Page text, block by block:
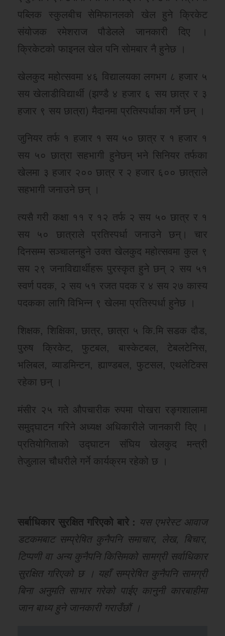
पब्लिक स्कुलबीच सेमिफानलको खेल हुने क्रिकेट
संयोजक रमेशराज पौडेलले जानकारी दिए ।
क्रिकेटको फाइनल खेल पनि सोमबार नै हुनेछ ।
खेलकुद महोत्सवमा ४६ विद्यालयका लगभग ८ हजार ५
सय खेलाडीविद्यार्थी (झण्डै ४ हजार ६ सय छात्र र ३
हजार ९ सय छात्रा) मैदानमा प्रतिस्पर्धाका गर्ने छन् ।
जुनियर तर्फ १ हजार १ सय ५० छात्र र १ हजार १
सय ५० छात्रा सहभागी हुनेछन् भने सिनियर तर्फका
खेलमा ३ हजार २०० छात्र र २ हजार ६०० छात्राले
सहभागी जनाउने छन् ।
त्यसै गरी कक्षा ११ र १२ तर्फ २ सय ५० छात्र र १
सय ५० छात्राले प्रतिस्पर्धा जनाउने छन्। चार
दिनसम्म सञ्चालनहुने उक्त खेलकुद महोत्सवमा कुल ९
सय २९ जनाविद्यार्थीहरू पुरस्कृत हुने छन् २ सय ५१
स्वर्ण पदक, २ सय ५१ रजत पदक र ४ सय २७ कास्य
पदकका लागि विभिन्न ९ खेलमा प्रतिस्पर्धा हुनेछ ।
शिक्षक, शिक्षिका, छात्र, छात्रा ५ कि.मि सडक दौड,
पुरुष क्रिकेट, फुटबल, बास्केटबल, टेबलटेनिस,
भलिबल, व्याडमिन्टन, ह्याण्डबल, फुटसल, एथलेटिक्स
रहेका छन् ।
मंसीर २५ गते औपचारीक रुपमा पोखरा रङ्गशालामा
समुद्घाटन गरिने अध्यक्ष अधिकारीले जानकारी दिए ।
प्रतियोगिताको उद्घाटन संघिय खेलकुद मन्त्री
तेजुलाल चौधरीले गर्ने कार्यक्रम रहेको छ ।
सर्बाधिकार सुरक्षित गरिएको बारे : यस एभरेस्ट आवाज
डटकमबाट सम्प्रेषित कुनैपनि समाचार, लेख, बिचार,
टिप्पणी वा अन्य कुनैपनि किसिमको सामग्री सर्वाधिकार
सुरक्षित गरिएको छ । यहाँ सम्प्रेषित कुनैपनि सामग्री
बिना अनुमति साभार गरेको पाईए कानुनी कारबाहीमा
जान बाध्य हुने जानकारी गराउँछौं ।